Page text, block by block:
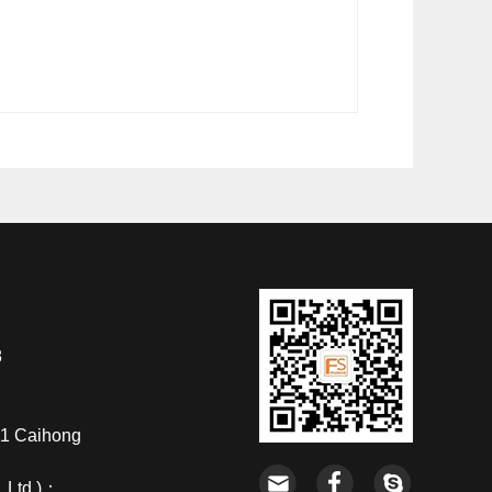
Caihong
：